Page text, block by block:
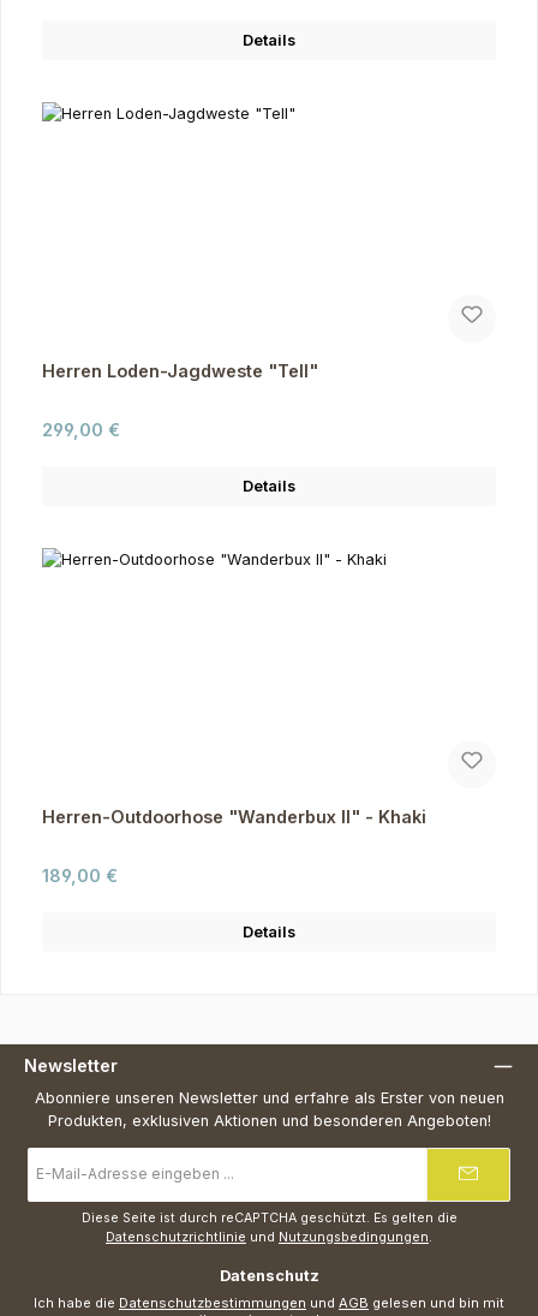
Details
Herren Loden-Jagdweste "Tell"
Regulärer Preis:
299,00 €
Details
Herren-Outdoorhose "Wanderbux II" - Khaki
Regulärer Preis:
189,00 €
Details
Newsletter
Abonniere unseren Newsletter und erfahre als Erster von neuen
Produkten, exklusiven Aktionen und besonderen Angeboten!
Mail-
Adresse
Diese Seite ist durch reCAPTCHA geschützt. Es gelten die
Datenschutzrichtlinie und Nutzungsbedingungen.
Datenschutz
Ich habe die Datenschutzbestimmungen und AGB gelesen und bin mit